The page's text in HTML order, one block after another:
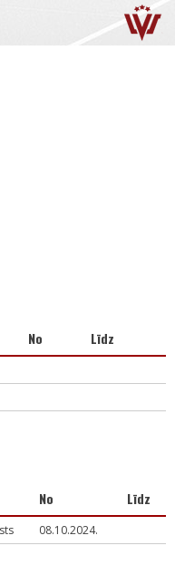
No Līdz
No Līdz
08.10.2024.